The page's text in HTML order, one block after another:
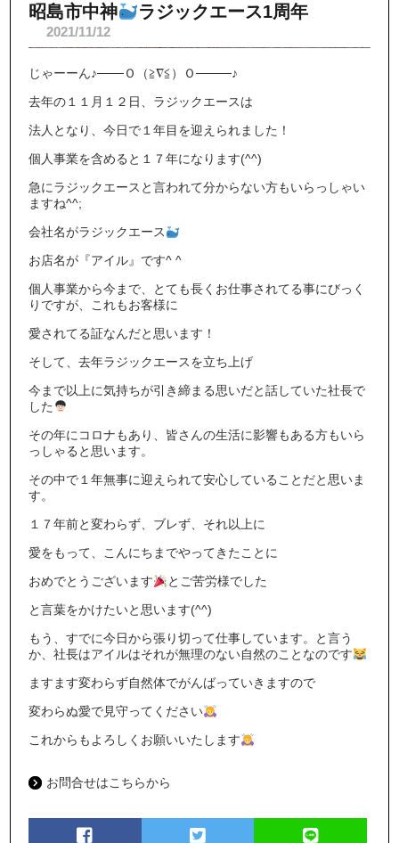
昭島市中神 ラジックエース1周年
2021/11/12
じゃーーん♪───Ｏ（≧∇≦）Ｏ────♪
去年の１１月１２日、ラジックエースは
法人となり、今日で１年目を迎えられました！
個人事業を含めると１７年になります(^^)
急にラジックエースと言われて分からない方もいらっしゃい
ますね^^;
会社名がラジックエース
お店名が『アイル』です^ ^
個人事業から今まで、とても長くお仕事されてる事にびっく
りですが、これもお客様に
愛されてる証なんだと思います！
そして、去年ラジックエースを立ち上げ
今まで以上に気持ちが引き締まる思いだと話していた社長で
した
その年にコロナもあり、皆さんの生活に影響もある方もいら
っしゃると思います。
その中で１年無事に迎えられて安心していることだと思いま
す。
１７年前と変わらず、ブレず、それ以上に
愛をもって、こんにちまでやってきたことに
おめでとうございます
とご苦労様でした
と言葉をかけたいと思います(^^)
もう、すでに今日から張り切って仕事しています。と言う
か、社長はアイルはそれが無理のない自然のことなのです
ますます変わらず自然体でがんばっていきますので
変わらぬ愛で見守ってください
これからもよろしくお願いいたします
お問合せはこちらから